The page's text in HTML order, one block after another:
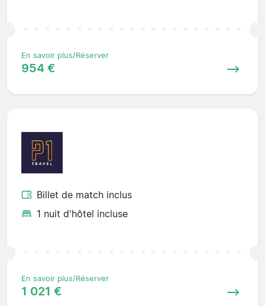
En savoir plus/Réserver
954 €
Billet de match inclus
1 nuit d'hôtel incluse
En savoir plus/Réserver
1 021 €